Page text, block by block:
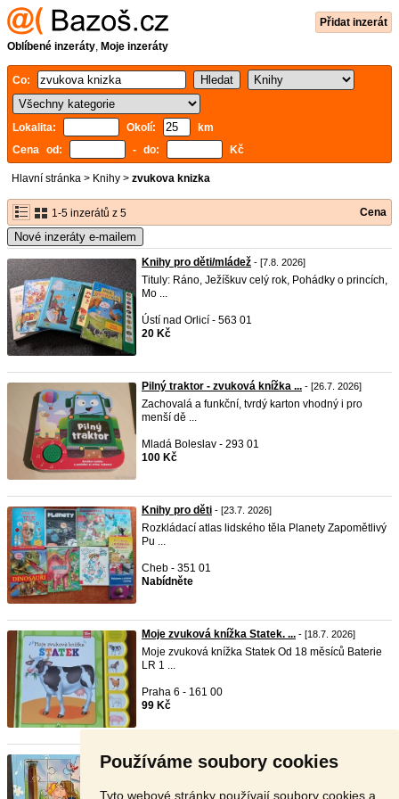
Používáme soubory cookies
Tyto webové stránky používají soubory cookies a
Přidat inzerát
Oblíbené inzeráty, Moje inzeráty
Co:
Lokalita: Okolí:
km
Cena od:
- do: Kč
Hlavní stránka > Knihy > zvukova knizka
1-5 inzerátů z 5 Cena
Nové inzeráty e-mailem
Knihy pro děti/mládež - [7.8. 2026]
Tituly: Ráno, Ježíškuv celý rok, Pohádky o princích,
Mo ...
Ústí nad Orlicí - 563 01
20 Kč
Pilný traktor - zvuková knížka ... - [26.7. 2026]
Zachovalá a funkční, tvrdý karton vhodný i pro
menší dě ...
Mladá Boleslav - 293 01
100 Kč
Knihy pro děti - [23.7. 2026]
Rozkládací atlas lidského těla Planety Zapomětlivý
Pu ...
Cheb - 351 01
Nabídněte
Moje zvuková knížka Statek. ... - [18.7. 2026]
Moje zvuková knížka Statek Od 18 měsíců Baterie
LR 1 ...
Praha 6 - 161 00
99 Kč
Zvuková knížka + puzzle- [5.7. 2026]
Funkční . m ...